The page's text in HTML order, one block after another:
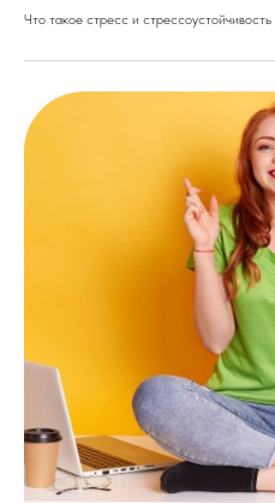
Что такое стресс и стрессоустойчивость